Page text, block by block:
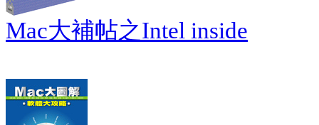
Mac大補帖之Intel inside